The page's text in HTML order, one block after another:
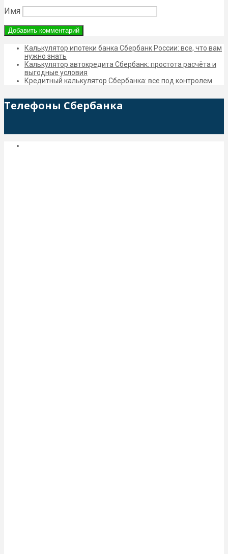
Имя
Калькулятор ипотеки банка Сбербанк России: все, что вам
нужно знать
Калькулятор автокредита Сбербанк: простота расчёта и
выгодные условия
Кредитный калькулятор Сбербанка: все под контролем
Телефоны Сбербанка